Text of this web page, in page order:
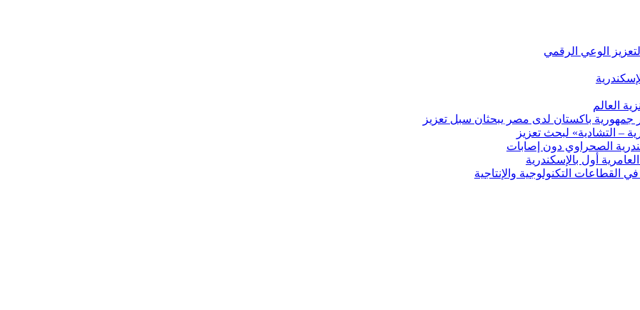
الوعي الرقمي
العالم
جمهورية باكستان لدى مصر يبحثان سبل تعزيز
– التشادية» لبحث تعزيز
الصحراوي دون إصابات
القطاعات التكنولوجية والإنتاجية